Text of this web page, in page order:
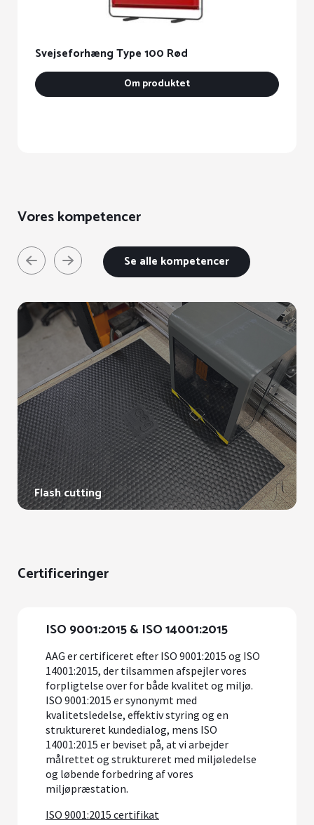
Svejseforhæng Type 100 Rød
Om produktet
Vores kompetencer
Se alle kompetencer
Flash cutting
Certificeringer
ISO 9001:2015 & ISO 14001:2015
AAG er certificeret efter ISO 9001:2015 og ISO
14001:2015, der tilsammen afspejler vores
forpligtelse over for både kvalitet og miljø.
ISO 9001:2015 er synonymt med
kvalitetsledelse, effektiv styring og en
struktureret kundedialog, mens ISO
14001:2015 er beviset på, at vi arbejder
målrettet og struktureret med miljøledelse
og løbende forbedring af vores
miljøpræstation.
ISO 9001:2015 certifikat